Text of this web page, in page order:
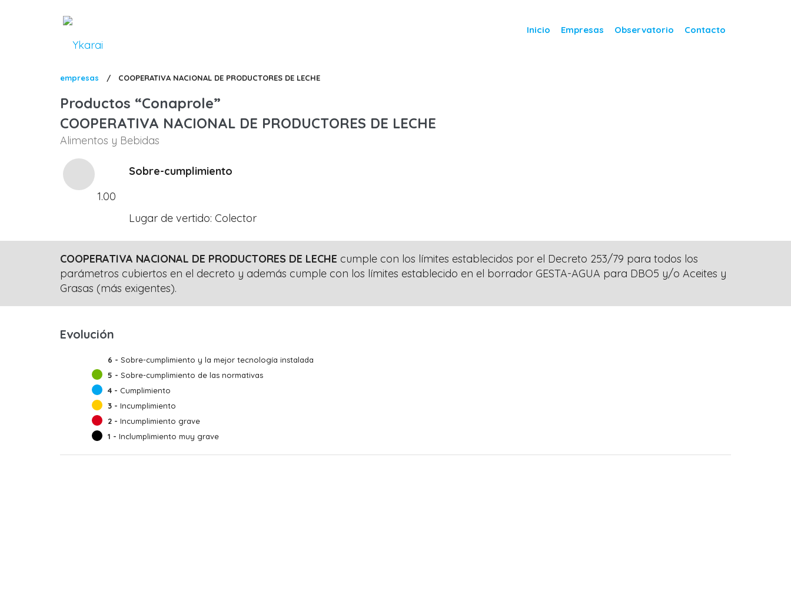
Inicio Empresas Observatorio Contacto
Sobrescribir
enlaces
de
ayuda
a
la
navegación
empresas / COOPERATIVA NACIONAL DE PRODUCTORES DE LECHE
Productos
Conaprole
COOPERATIVA NACIONAL DE PRODUCTORES DE LECHE
Alimentos y Bebidas
Sobre-cumplimiento
1.00
Lugar de vertido Colector
COOPERATIVA NACIONAL DE PRODUCTORES DE LECHE cumple con los límites establecidos por el Decreto 253/79 para todos los
parámetros cubiertos en el decreto y además cumple con los límites establecido en el borrador GESTA-AGUA para DBO5 y/o Aceites y
Grasas (más exigentes).
Evolución
6 - Sobre-cumplimiento y la mejor tecnología instalada
5 - Sobre-cumplimiento de las normativas
4 - Cumplimiento
3 - Incumplimiento
2 - Incumplimiento grave
1 - Inclumplimiento muy grave